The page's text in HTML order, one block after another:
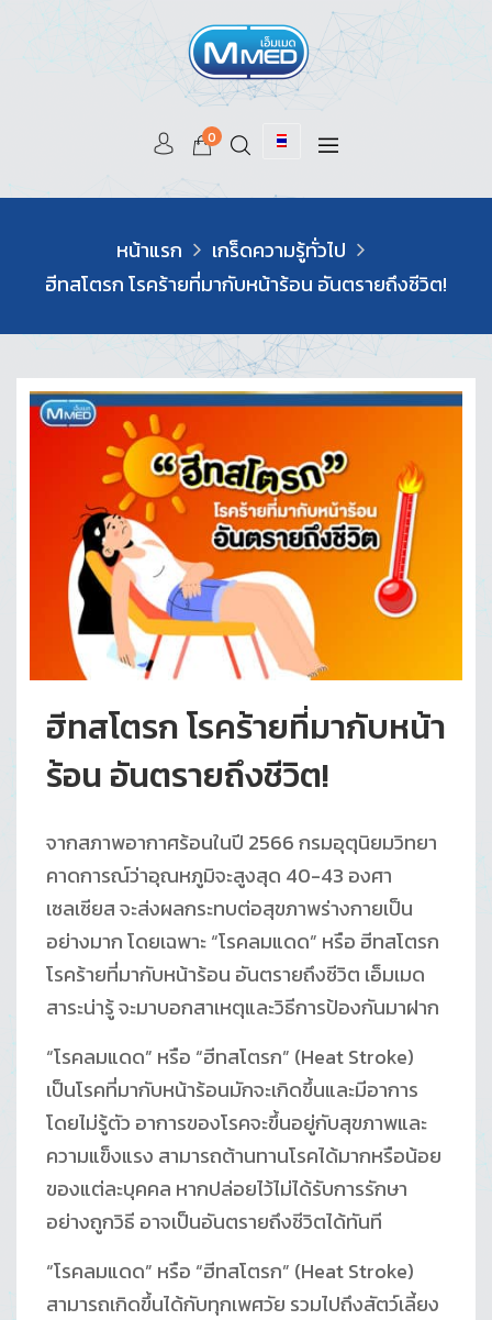
0
หน้าแรก
เกร็ดความรู้ทั่วไป
ฮีทสโตรก โรคร้ายที่มากับหน้าร้อน อันตรายถึงชีวิต!
ฮีทสโตรก โรคร้ายที่มากับหน้า
ร้อน อันตรายถึงชีวิต!
จากสภาพอากาศร้อนในปี 2566 กรมอุตุนิยมวิทยา
คาดการณ์ว่าอุณหภูมิจะสูงสุด 40-43 องศา
เซลเซียส จะส่งผลกระทบต่อสุขภาพร่างกายเป็น
อย่างมาก โดยเฉพาะ “โรคลมแดด” หรือ ฮีทสโตรก
โรคร้ายที่มากับหน้าร้อน อันตรายถึงชีวิต เอ็มเมด
สาระน่ารู้ จะมาบอกสาเหตุและวิธีการป้องกันมาฝาก
“โรคลมแดด” หรือ “ฮีทสโตรก” (Heat Stroke)
เป็นโรคที่มากับหน้าร้อนมักจะเกิดขึ้นและมีอาการ
โดยไม่รู้ตัว อาการของโรคจะขึ้นอยู่กับสุขภาพและ
ความแข็งแรง สามารถต้านทานโรคได้มากหรือน้อย
ของแต่ละบุคคล หากปล่อยไว้ไม่ได้รับการรักษา
อย่างถูกวิธี อาจเป็นอันตรายถึงชีวิตได้ทันที
“โรคลมแดด” หรือ “ฮีทสโตรก” (Heat Stroke)
สามารถเกิดขึ้นได้กับทุกเพศวัย รวมไปถึงสัตว์เลี้ยง